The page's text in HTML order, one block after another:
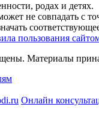
родах и детях.
не совпадать с
пользования
Материалы
Онлайн